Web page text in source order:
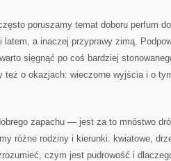
poruszamy temat doboru perfum
latem, a inaczej przyprawy zimą.
sięgnąć po coś bardziej
też o okazjach: wieczorne wyjścia i o
zapachu — jest za to mnóstwo
różne rodziny i kierunki: kwiatowe,
czym jest pudrowość i